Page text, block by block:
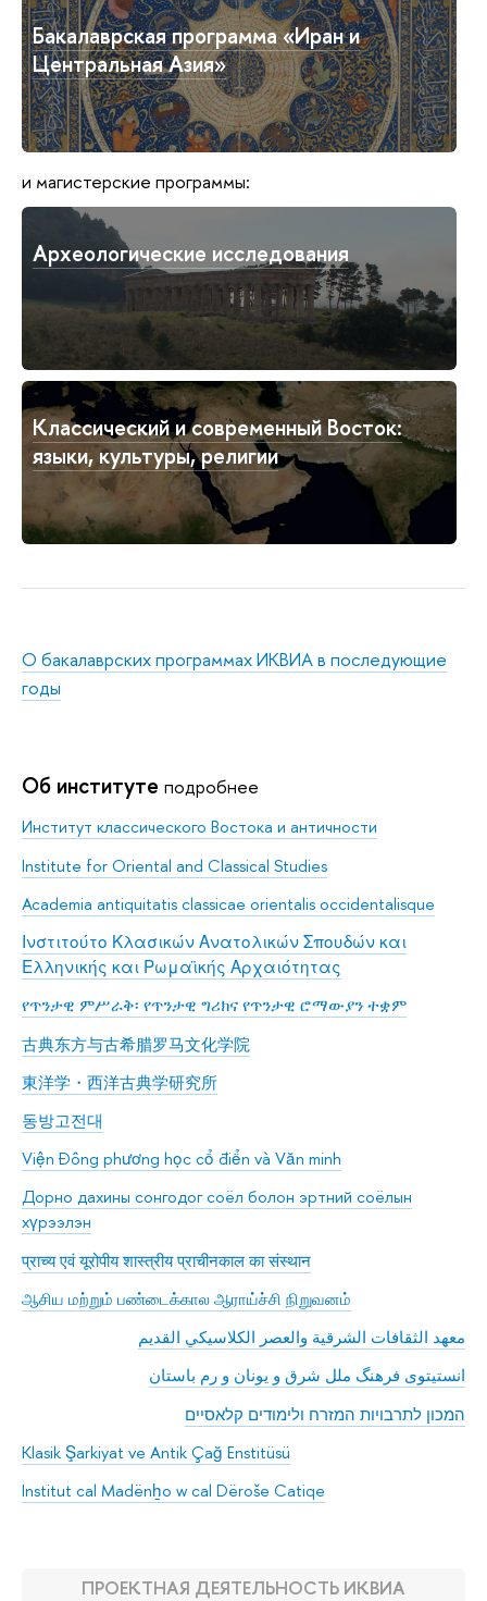
Бакалаврская программа «Иран и
Центральная Азия»
и магистерские программы:
Археологические исследования
Классический и современный Восток:
языки, культуры, религии
О бакалаврских программах ИКВИА в последующие
годы
Об институте подробнее
Институт классического Востока и античности
Institute for Oriental and Classical Studies
Academia antiquitatis classicae orientalis occidentalisque
Ινστιτούτο Κλασικών Ανατολικών Σπουδών και
Ελληνικής και Ρωμαϊκής Αρχαιότητας
የጥንታዊ ምሥራቅ፡ የጥንታዊ ግሪክና የጥንታዊ ሮማውያን ተቋም
古典东方与古希腊罗马文化学院
東洋学・西洋古典学研究所
동방고전대
Viện Đông phương học cổ điển và Văn minh
Дорно дахины сонгодог соёл болон эртний соёлын
хүрээлэн
प्राच्य एवं यूरोपीय शास्त्रीय प्राचीनकाल का संस्थान
ஆசிய மற்றும் பண்டைக்கால ஆராய்ச்சி நிறுவனம்
معهد الثقافات الشرقية والعصر الكلاسيكي القديم
انستیتوی فرهنگ ملل شرق و یونان و رم باستان
המכון לתרבויות המזרח ולימודים קלאסיים
Klasik Şarkiyat ve Antik Çağ Enstitüsü
Institut cal Madënẖo w cal Dëroše Catiqe
ПРОЕКТНАЯ ДЕЯТЕЛЬНОСТЬ ИКВИА